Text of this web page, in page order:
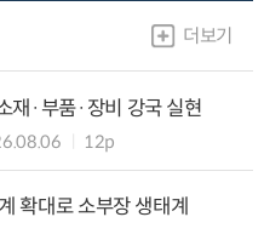
더보기
재·부품·장비 강국 실현
12p
확대로 소부장 생태계